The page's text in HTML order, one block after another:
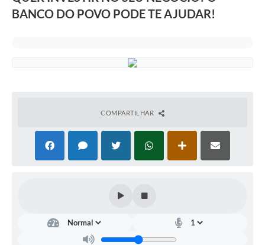
BANCO DO POVO PODE TE AJUDAR!
COMPARTILHAR